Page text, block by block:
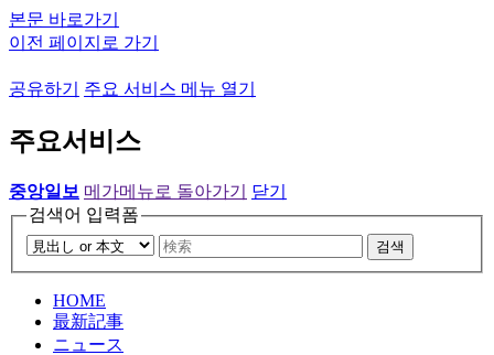
본문 바로가기
이전 페이지로 가기
공유하기 주요 서비스 메뉴 열기
주요서비스
중앙일보 메가메뉴로 돌아가기
닫기
검색어 입력폼
검색
HOME
最新記事
ニュース